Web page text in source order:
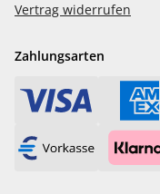
Vertrag widerrufen
Zahlungsarten